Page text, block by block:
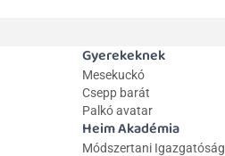
Gyerekeknek
Mesekuckó
Csepp barát
Palkó avatar
Heim Akadémia
Módszertani Igazgatóság